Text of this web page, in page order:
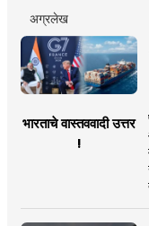
अग्रलेख
भारताचे वास्तववादी उत्तर
!